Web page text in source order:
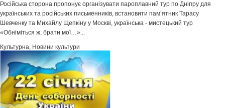
Російська сторона пропонує організувати пароплавний тур по Дніпру для
українських та російських письменників, встановити пам’ятник Тарасу
Шевченку та Михайлу Щепкіну у Москві, українська - мистецький тур
«Обніміться ж, брати мої…»...
Культурна, Новини культури